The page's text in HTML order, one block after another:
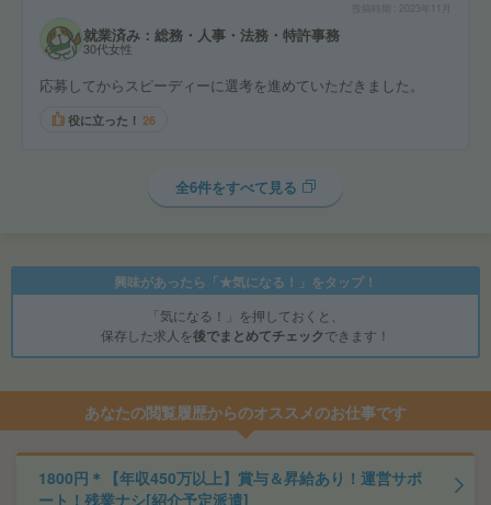
2023年11月
就業済み：総務・人事・法務・特許事務
30代女性
応募してからスピーディーに選考を進めていただきました。
役に立った！ 26
全6件をすべて見る
興味があったら「★気になる！」をタップ！
「気になる！」を押しておくと、
保存した求人を後でまとめてチェックできます！
あなたの閲覧履歴からのオススメのお仕事です
1800円＊【年収450万以上】賞与＆昇給あり！運営サポ
ート！残業ナシ[紹介予定派遣]